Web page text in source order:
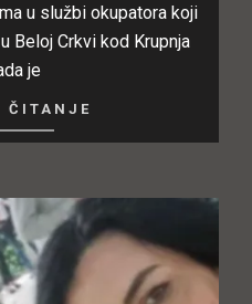
u službi okupatora koji
Beloj Crkvi kod Krupnja
je
ČITANJE